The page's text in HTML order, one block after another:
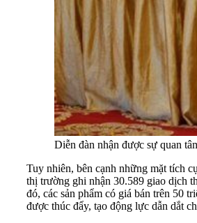
Diễn đàn nhận được sự quan
Tuy nhiên, bên cạnh những mặt tích
thị trường ghi nhận 30.589 giao dịch
đó, các sản phẩm có giá bán trên 50
được thúc đẩy, tạo động lực dẫn dắt